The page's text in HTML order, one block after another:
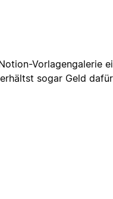
Vorlagengalerie
sogar Geld